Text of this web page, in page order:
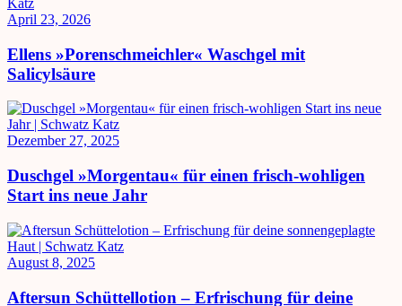
April 23, 2026
Ellens »Porenschmeichler« Waschgel mit
Salicylsäure
Dezember 27, 2025
Duschgel »Morgentau« für einen frisch-wohligen
Start ins neue Jahr
August 8, 2025
Aftersun Schüttellotion – Erfrischung für deine